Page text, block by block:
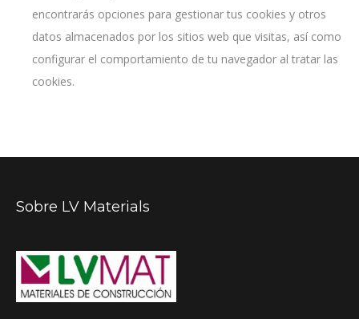
encontrarás opciones para gestionar tus cookies y otros
datos almacenados por los sitios web que visitas, así como
configurar el comportamiento de tu navegador al tratar las
cookies.
Sobre LV Materials